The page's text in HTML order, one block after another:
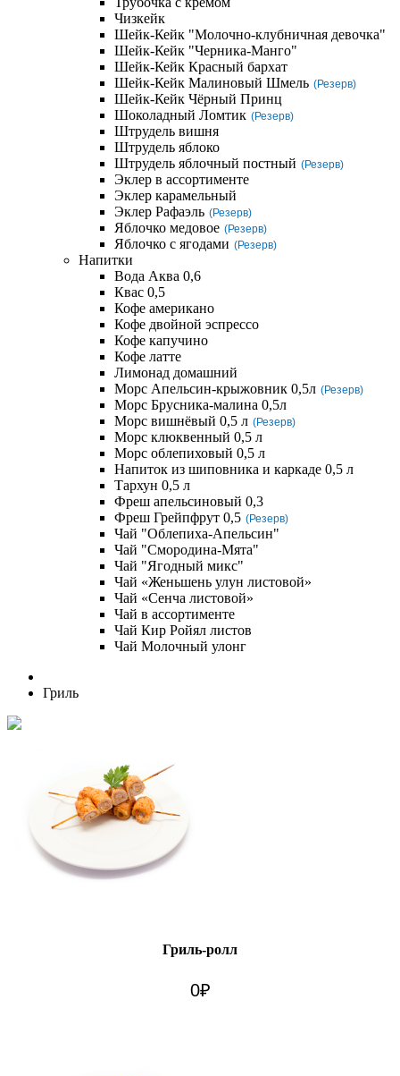
Чизкейк
Шейк-Кейк "Молочно-клубничная девочка"
Шейк-Кейк "Черника-Манго"
Шейк-Кейк Красный бархат
Шейк-Кейк Малиновый Шмель (Резерв)
Шейк-Кейк Чёрный Принц
Шоколадный Ломтик (Резерв)
Штрудель вишня
Штрудель яблоко
Штрудель яблочный постный (Резерв)
Эклер в ассортименте
Эклер карамельный
Эклер Рафаэль (Резерв)
Яблочко медовое (Резерв)
Яблочко с ягодами (Резерв)
Напитки
Вода Аква 0,6
Квас 0,5
Кофе американо
Кофе двойной эспрессо
Кофе капучино
Кофе латте
Лимонад домашний
Морс Апельсин-крыжовник 0,5л (Резерв)
Морс Брусника-малина 0,5л
Морс вишнёвый 0,5 л (Резерв)
Морс клюквенный 0,5 л
Морс облепиховый 0,5 л
Напиток из шиповника и каркаде 0,5 л
Тархун 0,5 л
Фреш апельсиновый 0,3
Фреш Грейпфрут 0,5 (Резерв)
Чай "Облепиха-Апельсин"
Чай "Смородина-Мята"
Чай "Ягодный микс"
Чай «Женьшень улун листовой»
Чай «Сенча листовой»
Чай в ассортименте
Чай Кир Ройял листов
Чай Молочный улонг
Гриль
Гриль-ролл
0₽